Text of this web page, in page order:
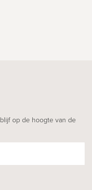
op de hoogte van de